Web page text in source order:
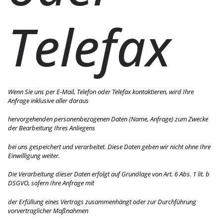
Telefax
Wenn Sie uns per E-Mail, Telefon oder Telefax kontaktieren, wird Ihre
Anfrage inklusive aller daraus
hervorgehenden personenbezogenen Daten (Name, Anfrage) zum Zwecke
der Bearbeitung Ihres Anliegens
bei uns gespeichert und verarbeitet. Diese Daten geben wir nicht ohne Ihre
Einwilligung weiter.
Die Verarbeitung dieser Daten erfolgt auf Grundlage von Art. 6 Abs. 1 lit. b
DSGVO, sofern Ihre Anfrage mit
der Erfüllung eines Vertrags zusammenhängt oder zur Durchführung
vorvertraglicher Maßnahmen